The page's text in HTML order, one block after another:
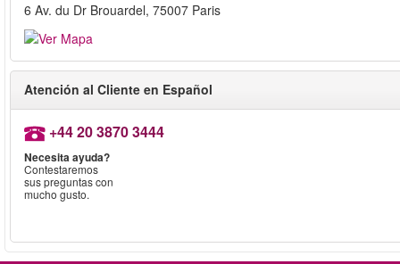
6 Av. du Dr Brouardel, 75007 Paris
Atención al Cliente en Español
+44 20 3870 3444
Necesita ayuda?
Contestaremos
sus preguntas con
mucho gusto.